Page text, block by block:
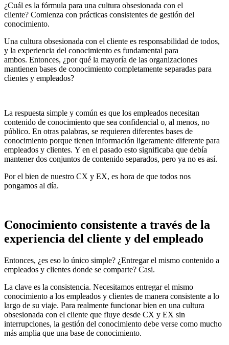
¿Cuál es la fórmula para una cultura obsesionada con el
cliente? Comienza con prácticas consistentes de gestión del
conocimiento.
Una cultura obsesionada con el cliente es responsabilidad de todos,
y la experiencia del conocimiento es fundamental para
ambos. Entonces, ¿por qué la mayoría de las organizaciones
mantienen bases de conocimiento completamente separadas para
clientes y empleados?
La respuesta simple y común es que los empleados necesitan
contenido de conocimiento que sea confidencial o, al menos, no
público. En otras palabras, se requieren diferentes bases de
conocimiento porque tienen información ligeramente diferente para
empleados y clientes. Y en el pasado esto significaba que debía
mantener dos conjuntos de contenido separados, pero ya no es así.
Por el bien de nuestro CX y EX, es hora de que todos nos
pongamos al día.
Conocimiento consistente a través de la
experiencia del cliente y del empleado
Entonces, ¿es eso lo único simple? ¿Entregar el mismo contenido a
empleados y clientes donde se comparte? Casi.
La clave es la consistencia. Necesitamos entregar el mismo
conocimiento a los empleados y clientes de manera consistente a lo
largo de su viaje. Para realmente funcionar bien en una cultura
obsesionada con el cliente que fluye desde CX y EX sin
interrupciones, la gestión del conocimiento debe verse como mucho
más amplia que una base de conocimiento.